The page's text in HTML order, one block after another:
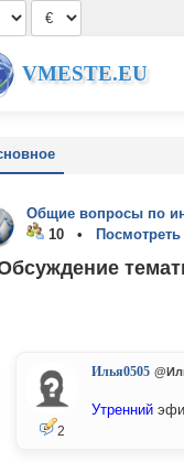
VMESTE.EU
Общие вопросы по
10 •
2
Илья0505
Утренний